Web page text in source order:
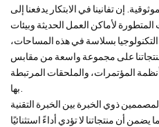
إن تفانينا في الابتكار يدفعنا إلى
لأماكن العمل الحديثة وبيئات
بسلاسة في هذه المساحات،
على مجموعة واسعة من مقابس
المؤتمرات، والملحقات المرتبطة
ذوي الخبرة بين الخبرة التقنية
يضمن أن منتجاتنا لا تؤدي أداءً استثنائيًا